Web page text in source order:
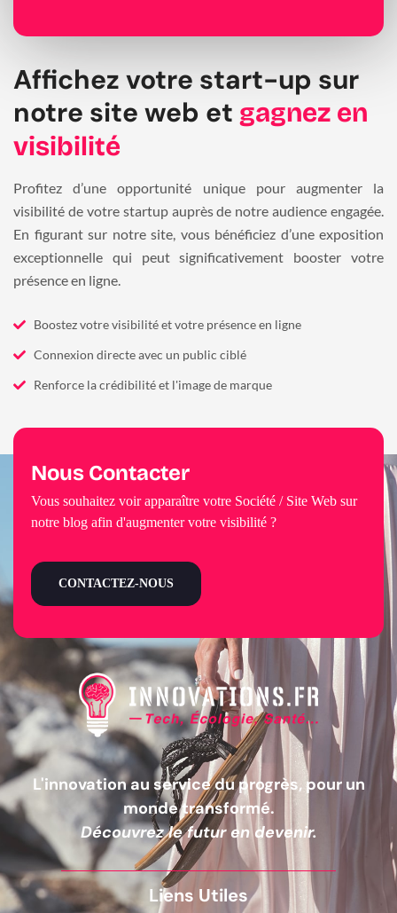
Affichez votre start-up sur
notre site web et gagnez en
visibilité
Profitez d’une opportunité unique pour augmenter la
visibilité de votre startup auprès de notre audience engagée.
En figurant sur notre site, vous bénéficiez d’une exposition
exceptionnelle qui peut significativement booster votre
présence en ligne.
Boostez votre visibilité et votre présence en ligne
Connexion directe avec un public ciblé
Renforce la crédibilité et l'image de marque
L'innovation au service du progrès, pour un
monde transformé.
Découvrez le futur en devenir.
Liens Utiles
Nous Contacter
Vous souhaitez voir apparaître votre Société / Site Web sur
notre blog afin d'augmenter votre visibilité ?
CONTACTEZ-NOUS